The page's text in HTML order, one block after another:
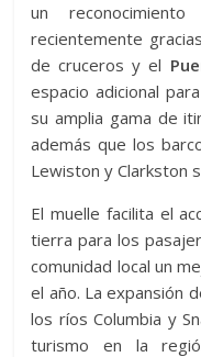
un
recientemente
de cruceros y el
espacio adicional
su amplia gama de
además que los
Lewiston y Clarkston
El muelle facilita el
tierra para los
comunidad local un
el año. La expansión
los ríos Columbia y
turismo en la